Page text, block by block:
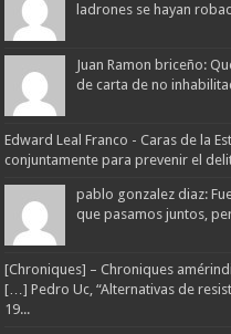
ladrones se hayan
Juan Ramon briceño:
de carta de no
Edward Leal Franco - Caras de la
conjuntamente para prevenir el
pablo gonzalez diaz:
que pasamos juntos,
[Chroniques] – Chroniques
[…] Pedro Uc, “Alternativas de
19...